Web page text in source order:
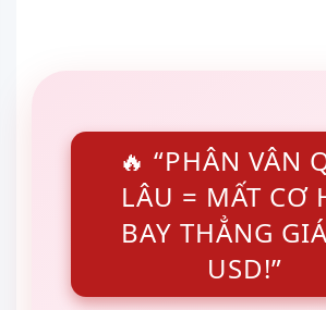
🔥 “PHÂN VÂN
LÂU = MẤT CƠ
BAY THẲNG
USD!”